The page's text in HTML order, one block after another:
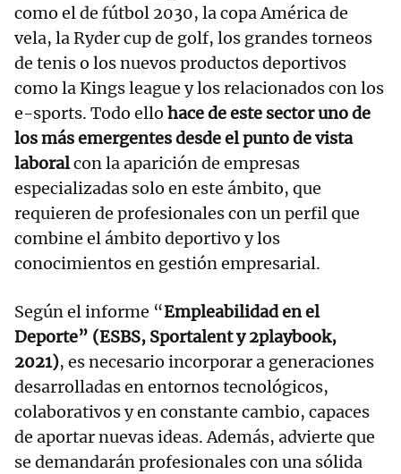
como el de fútbol 2030, la copa América de
vela, la Ryder cup de golf, los grandes torneos
de tenis o los nuevos productos deportivos
como la Kings league y los relacionados con los
e-sports. Todo ello hace de este sector uno de
los más emergentes desde el punto de vista
laboralcon la aparición de empresas
especializadas solo en este ámbito, que
requieren de profesionales con un perfil que
combine el ámbito deportivo y los
conocimientos en gestión empresarial.
Según el informe “Empleabilidad en el
Deporte” (ESBS, Sportalent y 2playbook,
2021), es necesario incorporar a generaciones
desarrolladas en entornos tecnológicos,
colaborativos y en constante cambio, capaces
de aportar nuevas ideas. Además, advierte que
se demandarán profesionales con una sólida